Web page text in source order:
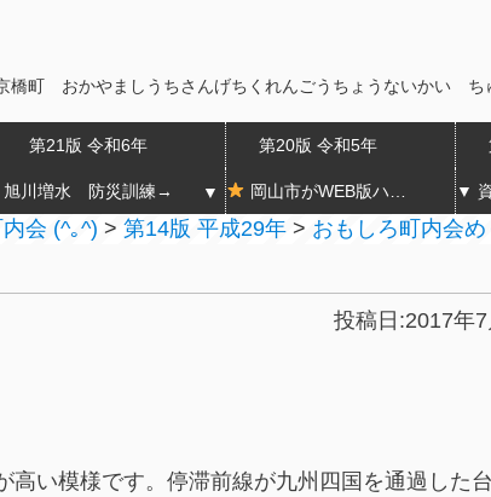
橋町 おかやましうちさんげちくれんごうちょうないかい
第21版 令和6年 第20版 令和5年
旭川増水 防災訓練→ ▼ 岡山市がWEB版ハザードマップの運用開始
会 (^｡^) > 第14版 平成29年 > おもしろ町内会め
投稿日:2017年7
高い模様です。停滞前線が九州四国を通過した